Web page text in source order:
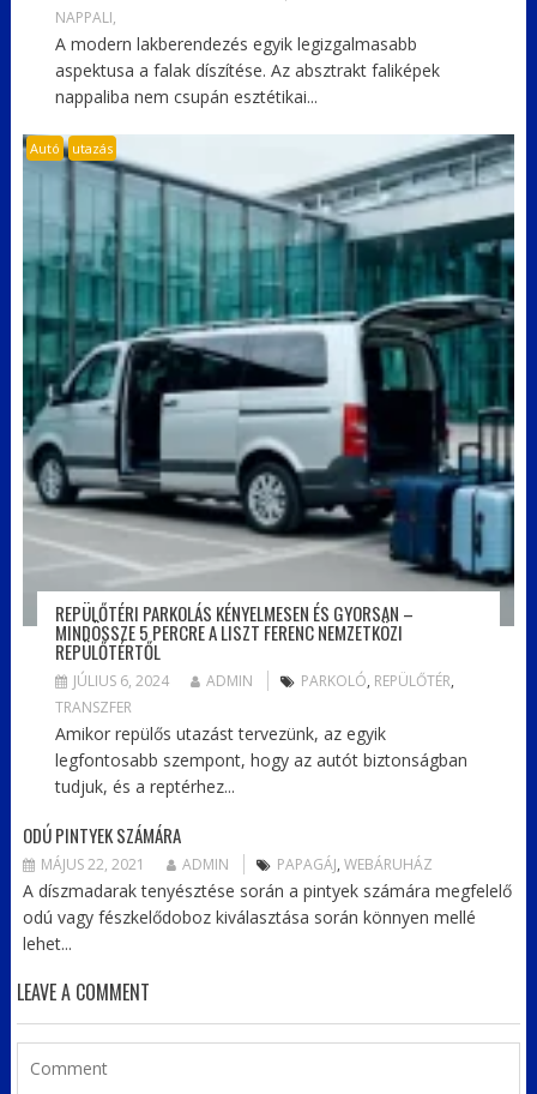
NAPPALI,
A modern lakberendezés egyik legizgalmasabb
aspektusa a falak díszítése. Az absztrakt faliképek
nappaliba nem csupán esztétikai...
Autó utazás
REPÜLŐTÉRI PARKOLÁS KÉNYELMESEN ÉS GYORSAN –
MINDÖSSZE 5 PERCRE A LISZT FERENC NEMZETKÖZI
REPÜLŐTÉRTŐL
JÚLIUS 6, 2024 ADMIN PARKOLÓ, REPÜLŐTÉR,
TRANSZFER
Amikor repülős utazást tervezünk, az egyik
legfontosabb szempont, hogy az autót biztonságban
tudjuk, és a reptérhez...
ODÚ PINTYEK SZÁMÁRA
MÁJUS 22, 2021 ADMIN PAPAGÁJ, WEBÁRUHÁZ
A díszmadarak tenyésztése során a pintyek számára megfelelő
odú vagy fészkelődoboz kiválasztása során könnyen mellé
lehet...
LEAVE A COMMENT